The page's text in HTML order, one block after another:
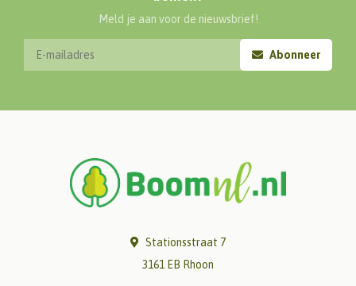
Meld je aan voor de nieuwsbrief!
Abonneer
Stationsstraat 7
3161 EB Rhoon